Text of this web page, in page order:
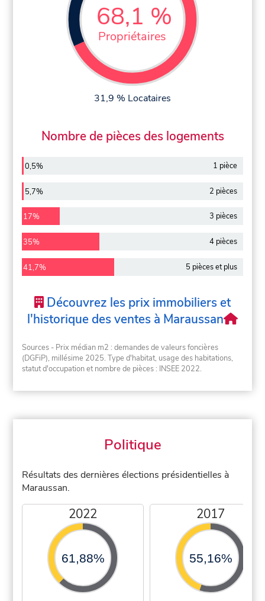
68,1 %
Propriétaires
31,9 % Locataires
Nombre de pièces des logements
0,5% 1 pièce
5,7% 2 pièces
17% 3 pièces
35% 4 pièces
41,7% 5 pièces et plus
Découvrez les prix immobiliers et
l'historique des ventes à Maraussan
Sources - Prix médian m2 : demandes de valeurs foncières
(DGFiP), millésime 2025. Type d'habitat, usage des habitations,
statut d'occupation et nombre de pièces : INSEE 2022.
Politique
Résultats des dernières élections présidentielles à
Maraussan.
2022
61,88%
2017
55,16%